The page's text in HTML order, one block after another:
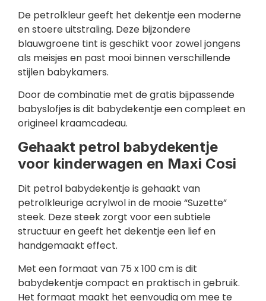
De petrolkleur geeft het dekentje een moderne
en stoere uitstraling. Deze bijzondere
blauwgroene tint is geschikt voor zowel jongens
als meisjes en past mooi binnen verschillende
stijlen babykamers.
Door de combinatie met de gratis bijpassende
babyslofjes is dit babydekentje een compleet en
origineel kraamcadeau.
Gehaakt petrol babydekentje
voor kinderwagen en Maxi Cosi
Dit petrol babydekentje is gehaakt van
petrolkleurige acrylwol in de mooie “Suzette”
steek. Deze steek zorgt voor een subtiele
structuur en geeft het dekentje een lief en
handgemaakt effect.
Met een formaat van 75 x 100 cm is dit
babydekentje compact en praktisch in gebruik.
Het formaat maakt het eenvoudig om mee te